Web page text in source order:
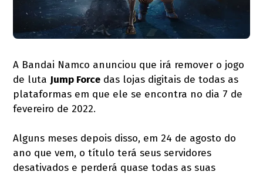
A Bandai Namco anunciou que irá remover o jogo
de luta Jump Force das lojas digitais de todas as
plataformas em que ele se encontra no dia 7 de
fevereiro de 2022.
Alguns meses depois disso, em 24 de agosto do
ano que vem, o título terá seus servidores
desativados e perderá quase todas as suas